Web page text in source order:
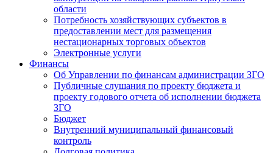
области
Потребность хозяйствующих субъектов в
предоставлении мест для размещения
нестационарных торговых объектов
Электронные услуги
Финансы
Об Управлении по финансам администрации ЗГО
Публичные слушания по проекту бюджета и
проекту годового отчета об исполнении бюджета
ЗГО
Бюджет
Внутренний муниципальный финансовый
контроль